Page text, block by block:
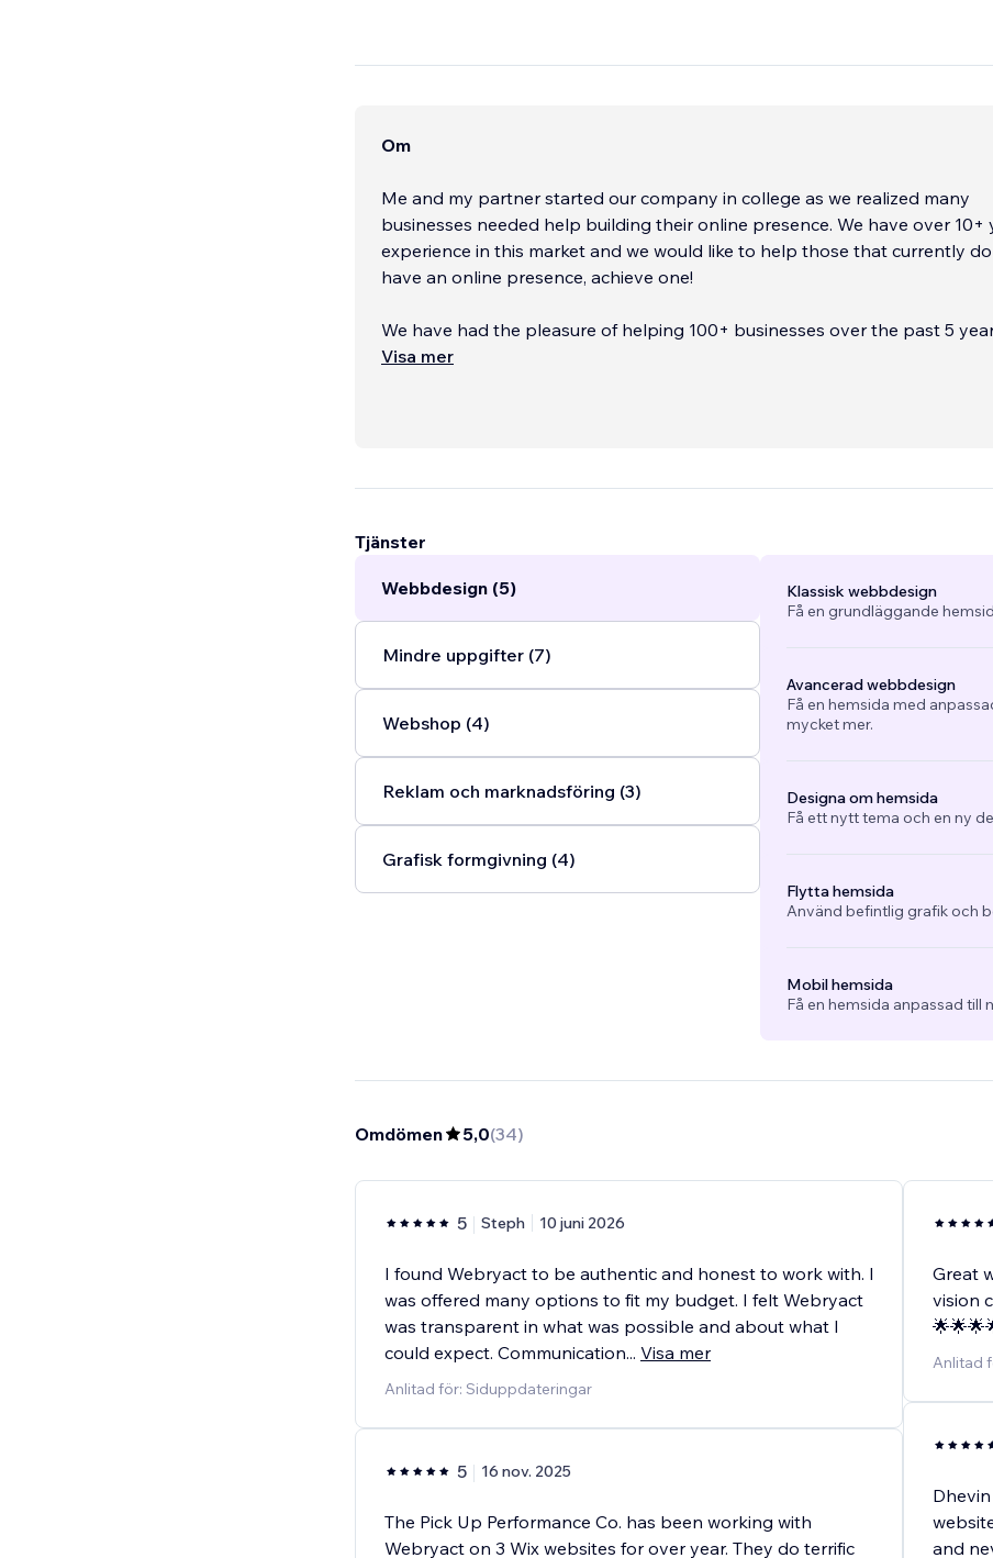
Om
Me and my partner started our company in college as we realized many
businesses needed help building their online presence. We have over 10+
experience in this market and we would like to help those that currently
have an online presence, achieve one!
We have had the pleasure of helping 100+ businesses over the past 5
with their online presence in a wide array of areas! We have been able to
Visa mer
Tjänster
Webbdesign (5)
Mindre uppgifter (7)
Webshop (4)
Reklam och marknadsföring (3)
Grafisk formgivning (4)
Klassisk webbdesign
Få en grundläggande
Avancerad webbdesign
Få en hemsida med
mycket mer.
Designa om hemsida
Få ett nytt tema och en ny
Flytta hemsida
Använd befintlig grafik och
Mobil hemsida
Få en hemsida anpassad till
Omdömen 5,0(34)
5 Steph 10 juni 2026
I found Webryact to be authentic and honest to work with. I
was offered many options to fit my budget. I felt Webryact
was transparent in what was possible and about what I
could expect. Communication... Visa mer
Anlitad för: Siduppdateringar
5 16 nov. 2025
The Pick Up Performance Co. has been working with
Webryact on 3 Wix websites for over year. They do terrific
Great
vision
Anlitad
and